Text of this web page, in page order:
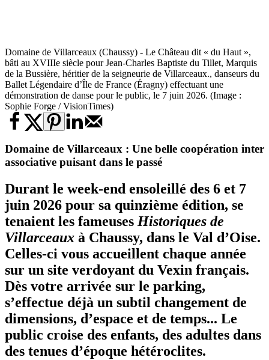
Domaine de Villarceaux (Chaussy) - Le Château dit « du Haut »,
bâti au XVIIIe siècle pour Jean-Charles Baptiste du Tillet, Marquis
de la Bussière, héritier de la seigneurie de Villarceaux., danseurs du
Ballet Légendaire d’Île de France (Éragny) effectuant une
démonstration de danse pour le public, le 7 juin 2026. (Image :
Sophie Forge / VisionTimes)
Domaine de Villarceaux : Une belle coopération inter
associative puisant dans le passé
Durant le week-end ensoleillé des 6 et 7
juin 2026 pour sa quinzième édition, se
tenaient les fameuses Historiques de
Villarceaux à Chaussy, dans le Val d’Oise.
Celles-ci vous accueillent chaque année
sur un site verdoyant du Vexin français.
Dès votre arrivée sur le parking,
s’effectue déjà un subtil changement de
dimensions, d’espace et de temps... Le
public croise des enfants, des adultes dans
des tenues d’époque hétéroclites.